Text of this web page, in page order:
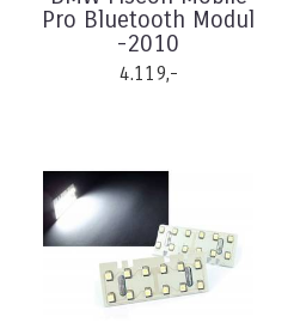
Pro Bluetooth Modul
-2010
4.119,-